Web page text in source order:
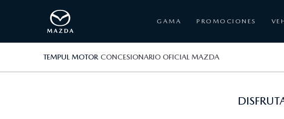
GAMA PROMOCIONES
TEMPUL MOTOR CONCESIONARIO OFICIAL MAZDA